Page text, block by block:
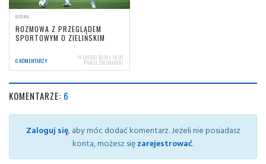
OGÓLNA
ROZMOWA Z PRZEGLĄDEM
SPORTOWYM O ZIELIŃSKIM
6 KOMENTARZY 14 LUTEGO 2024 | 14:20
PAWEŁ ŚWINARSKI
KOMENTARZE: 6
Zaloguj się, aby móc dodać komentarz. Jeżeli nie posiadasz
konta, możesz sięzarejestrować.